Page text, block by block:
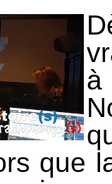
à
que